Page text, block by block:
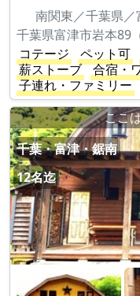
南関東／千葉県
千葉県富津市岩本89
コテージ
ペット可
薪ストーブ
合宿・
子連れ・ファミリー
ここ
千葉・富津・鋸南
12名迄